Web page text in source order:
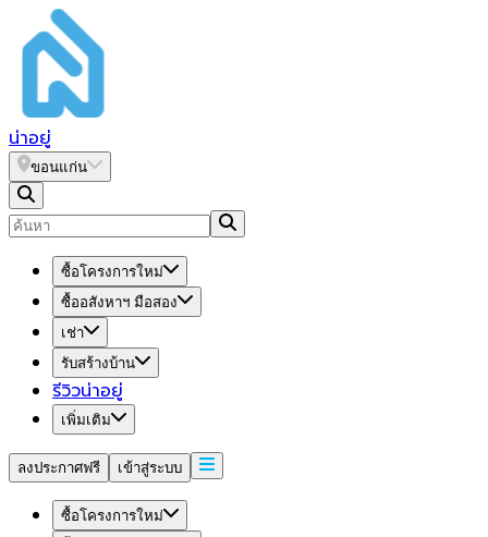
น่าอยู่
ขอนแก่น
ซื้อโครงการใหม่
ซื้ออสังหาฯ มือสอง
เช่า
รับสร้างบ้าน
รีวิวน่าอยู่
เพิ่มเติม
ลงประกาศฟรี เข้าสู่ระบบ
ซื้อโครงการใหม่